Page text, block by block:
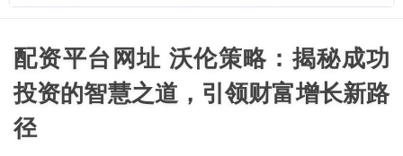
配资平台网址 沃伦策略：揭秘成功
投资的智慧之道，引领财富增长新路
径